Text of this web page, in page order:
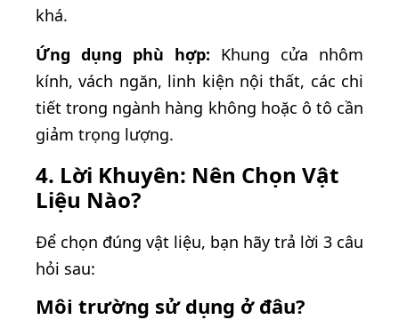
khá.
Ứng dụng phù hợp: Khung cửa nhôm
kính, vách ngăn, linh kiện nội thất, các chi
tiết trong ngành hàng không hoặc ô tô cần
giảm trọng lượng.
4. Lời Khuyên: Nên Chọn Vật
Liệu Nào?
Để chọn đúng vật liệu, bạn hãy trả lời 3 câu
hỏi sau:
Môi trường sử dụng ở đâu?